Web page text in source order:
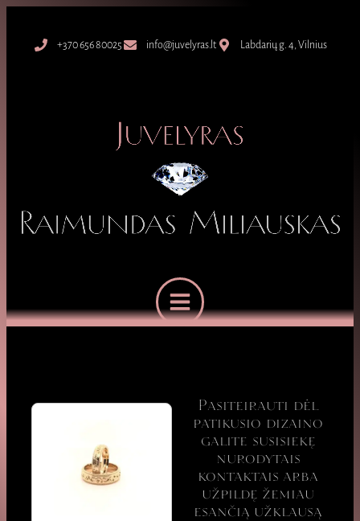
+370 656 80025 info@juvelyras.lt Labdarių g. 4, Vilnius
Pasiteirauti dėl
patikusio dizaino
galite susisiekę
nurodytais
kontaktais arba
užpildę žemiau
esančią užklausą